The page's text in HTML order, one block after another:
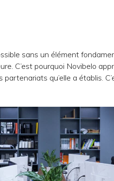
sans un élément
C’est pourquoi Novibelo
qu’elle a établis.